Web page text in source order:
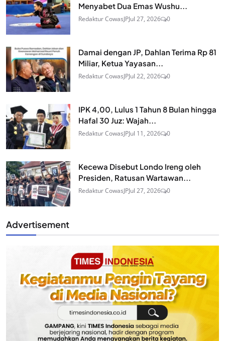
Menyabet Dua Emas Wushu...
Redaktur CowasJPJul 27, 2026 0
Damai dengan JP, Dahlan Terima Rp 81
Miliar, Ketua Yayasan...
Redaktur CowasJPJul 22, 2026 0
IPK 4,00, Lulus 1 Tahun 8 Bulan hingga
Hafal 30 Juz: Wajah...
Redaktur CowasJPJul 11, 2026 0
Kecewa Disebut Londo Ireng oleh
Presiden, Ratusan Wartawan...
Redaktur CowasJPJul 27, 2026 0
Advertisement